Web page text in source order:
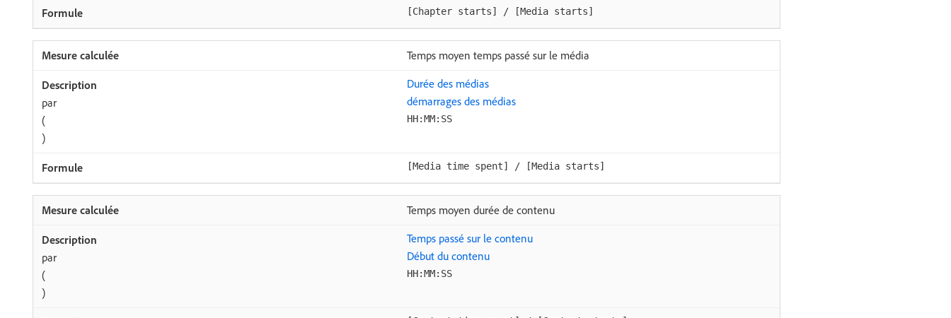
[Chapter starts] / [Media starts]
Temps moyen temps passé sur le média
Durée des médias
par
démarrages des médias
(
HH:MM:SS
)
[Media time spent] / [Media starts]
Temps moyen durée de contenu
Temps passé sur le contenu
par
Début du contenu
(
HH:MM:SS
)